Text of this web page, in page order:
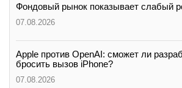
Фондовый рынок показывает слабый
07.08.2026
Apple против OpenAI: сможет ли
бросить вызов iPhone?
07.08.2026